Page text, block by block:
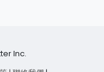
Inc.